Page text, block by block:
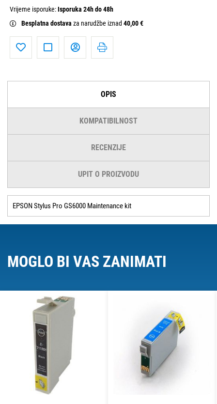
Vrijeme isporuke:Isporuka 24h do 48h
Besplatna dostava za narudžbe iznad 40,00 €
OPIS
KOMPATIBILNOST
RECENZIJE
UPIT O PROIZVODU
EPSON Stylus Pro GS6000 Maintenance kit
MOGLO BI VAS ZANIMATI